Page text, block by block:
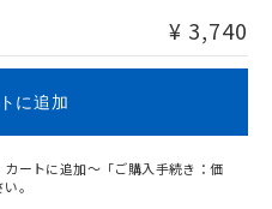
¥ 3,740
に追加
ートに追加～「ご購入手続き：価
。